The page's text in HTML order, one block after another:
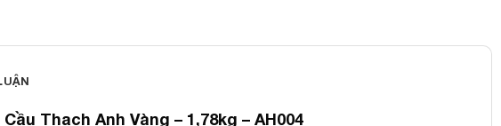
Cầu Thạch Anh Vàng – 1,78kg – AH004